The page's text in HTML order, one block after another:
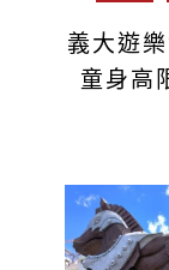
義大遊
童身高